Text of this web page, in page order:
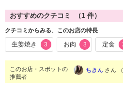
おすすめのクチコミ （1 件）
クチコミからみる、このお店の特長
生姜焼き 3 お肉 3 定食
このお店・スポットの
推薦者
ちきん さん